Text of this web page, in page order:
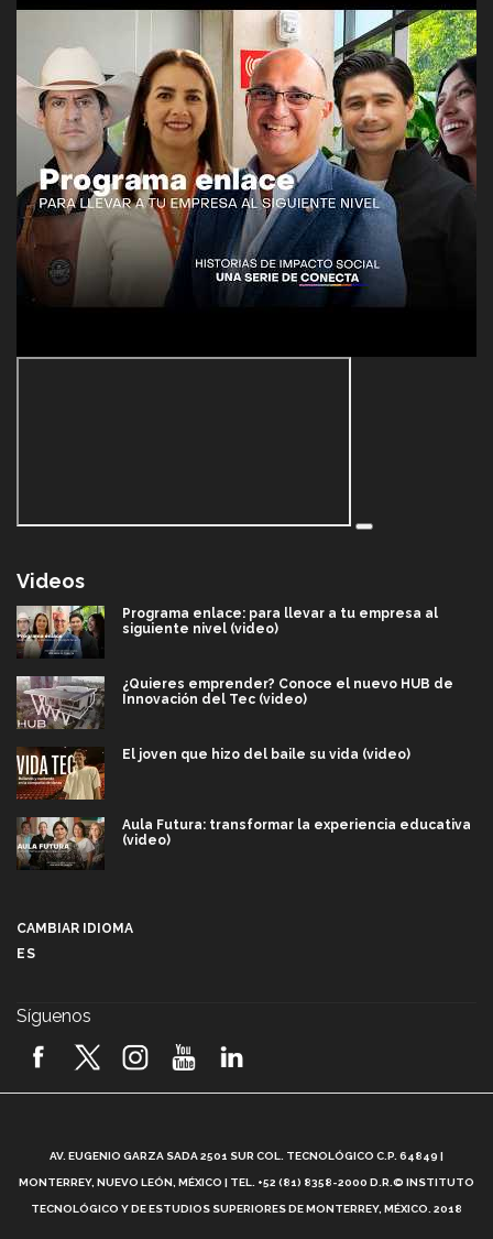
Videos
Programa enlace: para llevar a tu empresa al
siguiente nivel (video)
¿Quieres emprender? Conoce el nuevo HUB de
Innovación del Tec (video)
El joven que hizo del baile su vida (video)
Aula Futura: transformar la experiencia educativa
(video)
2026! (video)
¿Cómo es el Modelo Educativo Tec? (video)
CAMBIAR IDIOMA
ES
Síguenos
AV. EUGENIO GARZA SADA 2501 SUR COL. TECNOLÓGICO C.P. 64849 |
MONTERREY, NUEVO LEÓN, MÉXICO | TEL. +52 (81) 8358-2000 D.R.© INSTITUTO
TECNOLÓGICO Y DE ESTUDIOS SUPERIORES DE MONTERREY, MÉXICO. 2018